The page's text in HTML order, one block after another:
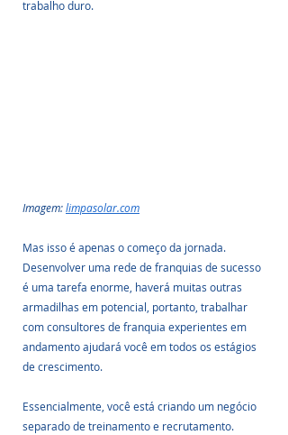
trabalho duro.
Imagem: limpasolar.com
Mas isso é apenas o começo da jornada.
Desenvolver uma rede de franquias de sucesso
é uma tarefa enorme, haverá muitas outras
armadilhas em potencial, portanto, trabalhar
com consultores de franquia experientes em
andamento ajudará você em todos os estágios
de crescimento.
Essencialmente, você está criando um negócio
separado de treinamento e recrutamento.